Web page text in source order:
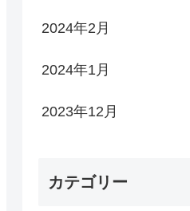
2024年2月
2024年1月
2023年12月
カテゴリー